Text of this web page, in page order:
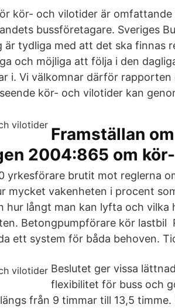
kör- och vilotider är
bussföretagare. Sveriges
är tydliga med att det ska finnas
och möjliga att följa i den
i. Vi välkomnar därför
kör- och vilotider kan
Framställan
2004:865 om
yrkesförare brutit mot reglerna
mycket vakenheten i procent
hur långt man kan lyfta och vilka
Betongpumpförare kör lastbil
ett system för båda behoven.
Beslutet ger vissa
flexibilitet för buss och
från 9 timmar till 13,5